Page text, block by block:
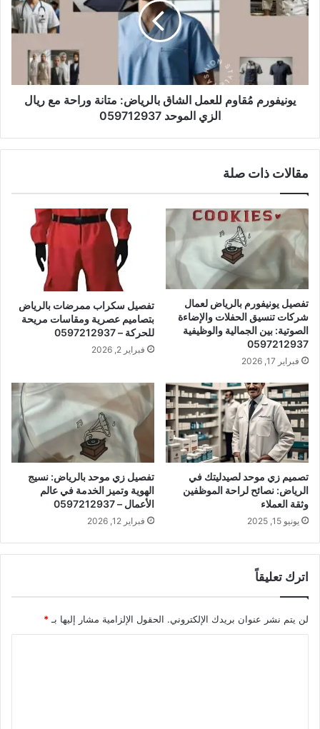
يونيفورم مُقاوم للعمل الشاق بالرياض: متانة وراحة مع ريال
الزي الموحد 059712937
مقالات ذات صلة
تفصيل يونيفورم بالرياض لعمال
شركات تنسيق الحفلات والإضاءة
الصوتية: بين الجمالية والوظيفية
0597212937
فبراير 17, 2026
تفصيل سكراب ممرضات بالرياض
بتصاميم عصرية ومقاسات مريحة
للحركة – 0597212937
فبراير 2, 2026
تصميم زي موحد لصيدليتك في
الرياض: نصائح لراحة الموظفين
وثقة العملاء
يونيو 15, 2025
تفصيل زي موحد بالرياض: نسيج
الهوية وتميز الخدمة في عالم
الأعمال – 0597212937
فبراير 12, 2026
اترك تعليقاً
لن يتم نشر عنوان بريدك الإلكتروني. الحقول الإلزامية مشار إليها بـ*